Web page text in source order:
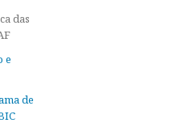
das
e
de